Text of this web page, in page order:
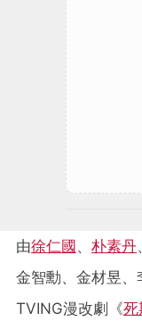
由徐仁國、 朴素丹
金智勳、金材昱
TVING漫改劇《死